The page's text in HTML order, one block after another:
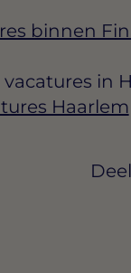
binnen
in
Haarlem